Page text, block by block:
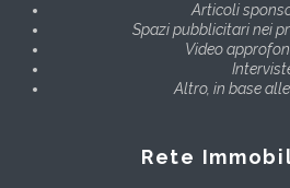
Articoli
Spazi pubblicitari nei
Video
Altro, in base
Rete